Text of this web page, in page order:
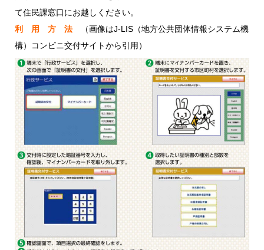
て住民課窓口にお越しください。
利 用 方 法 （画像はJ-LIS（地方公共団体情報システム機
構）コンビニ交付サイトから引用）